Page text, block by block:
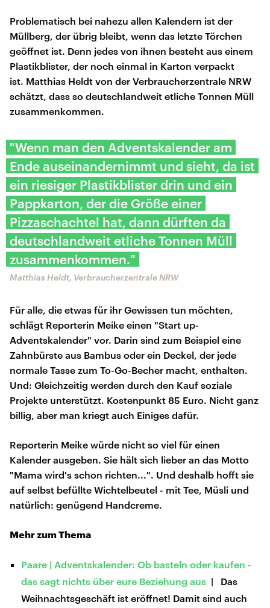
Problematisch bei nahezu allen Kalendern ist der
Müllberg, der übrig bleibt, wenn das letzte Törchen
geöffnet ist. Denn jedes von ihnen besteht aus einem
Plastikblister, der noch einmal in Karton verpackt
ist. Matthias Heldt von der Verbraucherzentrale NRW
schätzt, dass so deutschlandweit etliche Tonnen Müll
zusammenkommen.
"Wenn man den Adventskalender am
Ende auseinandernimmt und sieht, da ist
ein riesiger Plastikblister drin und ein
Pappkarton, der die Größe einer
Pizzaschachtel hat, dann dürften da
deutschlandweit etliche Tonnen Müll
zusammenkommen."
Matthias Heldt, Verbraucherzentrale NRW
Für alle, die etwas für ihr Gewissen tun möchten,
schlägt Reporterin Meike einen "Start up-
Adventskalender" vor. Darin sind zum Beispiel eine
Zahnbürste aus Bambus oder ein Deckel, der jede
normale Tasse zum To-Go-Becher macht, enthalten.
Und: Gleichzeitig werden durch den Kauf soziale
Projekte unterstützt. Kostenpunkt 85 Euro. Nicht ganz
billig, aber man kriegt auch Einiges dafür.
Reporterin Meike würde nicht so viel für einen
Kalender ausgeben. Sie hält sich lieber an das Motto
"Mama wird's schon richten...". Und deshalb hofft sie
auf selbst befüllte Wichtelbeutel - mit Tee, Müsli und
natürlich: genügend Handcreme.
Mehr zum Thema
Paare | Adventskalender: Ob basteln oder kaufen -
das sagt nichts über eure Beziehung aus | Das
Weihnachtsgeschäft ist eröffnet! Damit sind auch